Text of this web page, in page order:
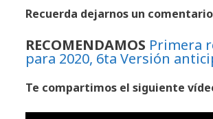
Recuerda dejarnos un comentario
RECOMENDAMOS Primera
para 2020, 6ta Versión
Te compartimos el siguiente